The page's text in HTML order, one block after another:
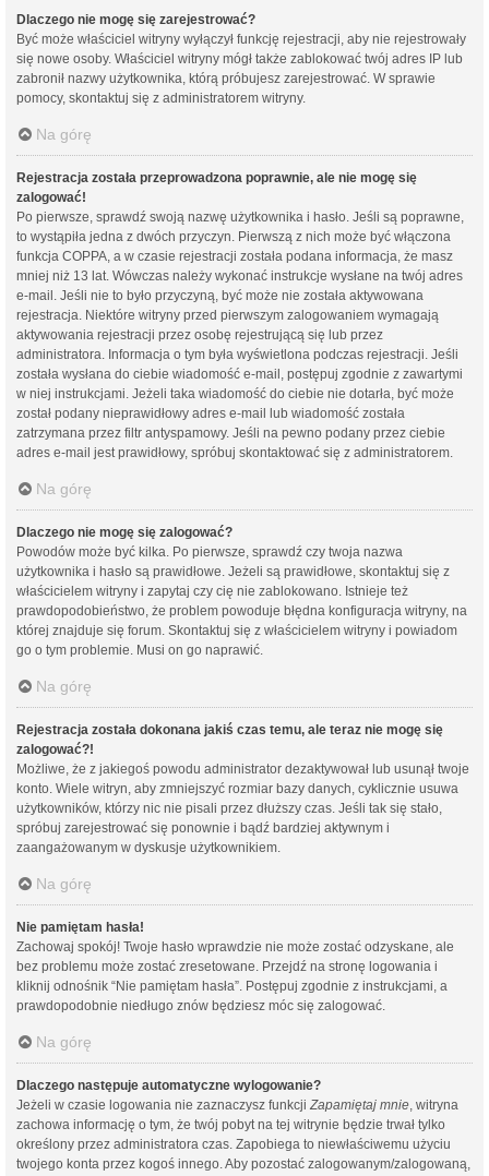
Dlaczego nie mogę się zarejestrować?
Być może właściciel witryny wyłączył funkcję rejestracji, aby nie rejestrowały
się nowe osoby. Właściciel witryny mógł także zablokować twój adres IP lub
zabronił nazwy użytkownika, którą próbujesz zarejestrować. W sprawie
pomocy, skontaktuj się z administratorem witryny.
Na górę
Rejestracja została przeprowadzona poprawnie, ale nie mogę się
zalogować!
Po pierwsze, sprawdź swoją nazwę użytkownika i hasło. Jeśli są poprawne,
to wystąpiła jedna z dwóch przyczyn. Pierwszą z nich może być włączona
funkcja COPPA, a w czasie rejestracji została podana informacja, że masz
mniej niż 13 lat. Wówczas należy wykonać instrukcje wysłane na twój adres
e-mail. Jeśli nie to było przyczyną, być może nie została aktywowana
rejestracja. Niektóre witryny przed pierwszym zalogowaniem wymagają
aktywowania rejestracji przez osobę rejestrującą się lub przez
administratora. Informacja o tym była wyświetlona podczas rejestracji. Jeśli
została wysłana do ciebie wiadomość e-mail, postępuj zgodnie z zawartymi
w niej instrukcjami. Jeżeli taka wiadomość do ciebie nie dotarła, być może
został podany nieprawidłowy adres e-mail lub wiadomość została
zatrzymana przez filtr antyspamowy. Jeśli na pewno podany przez ciebie
adres e-mail jest prawidłowy, spróbuj skontaktować się z administratorem.
Na górę
Dlaczego nie mogę się zalogować?
Powodów może być kilka. Po pierwsze, sprawdź czy twoja nazwa
użytkownika i hasło są prawidłowe. Jeżeli są prawidłowe, skontaktuj się z
właścicielem witryny i zapytaj czy cię nie zablokowano. Istnieje też
prawdopodobieństwo, że problem powoduje błędna konfiguracja witryny, na
której znajduje się forum. Skontaktuj się z właścicielem witryny i powiadom
go o tym problemie. Musi on go naprawić.
Na górę
Rejestracja została dokonana jakiś czas temu, ale teraz nie mogę się
zalogować?!
Możliwe, że z jakiegoś powodu administrator dezaktywował lub usunął twoje
konto. Wiele witryn, aby zmniejszyć rozmiar bazy danych, cyklicznie usuwa
użytkowników, którzy nic nie pisali przez dłuższy czas. Jeśli tak się stało,
spróbuj zarejestrować się ponownie i bądź bardziej aktywnym i
zaangażowanym w dyskusje użytkownikiem.
Na górę
Nie pamiętam hasła!
Zachowaj spokój! Twoje hasło wprawdzie nie może zostać odzyskane, ale
bez problemu może zostać zresetowane. Przejdź na stronę logowania i
kliknij odnośnik “Nie pamiętam hasła”. Postępuj zgodnie z instrukcjami, a
prawdopodobnie niedługo znów będziesz móc się zalogować.
Na górę
Dlaczego następuje automatyczne wylogowanie?
Jeżeli w czasie logowania nie zaznaczysz funkcji Zapamiętaj mnie, witryna
zachowa informację o tym, że twój pobyt na tej witrynie będzie trwał tylko
określony przez administratora czas. Zapobiega to niewłaściwemu użyciu
twojego konta przez kogoś innego. Aby pozostać zalogowanym/zalogowaną,